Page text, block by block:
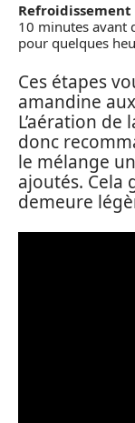
Refroidissement
10 minutes avant
pour quelques
Ces étapes
amandine
L’aération de
donc
le mélange
ajoutés. Cela
demeure